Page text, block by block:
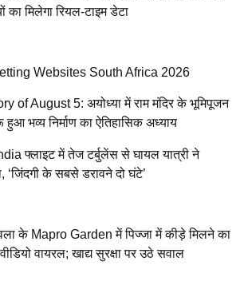
का मिलेगा रियल-टाइम डेटा
Websites South Africa 2026
of August 5: अयोध्या में राम मंदिर के भूमिपूजन
भव्य निर्माण का ऐतिहासिक अध्याय
फ्लाइट में तेज टर्बुलेंस से घायल यात्री ने
‘जिंदगी के सबसे डरावने दो घंटे’
के Mapro Garden में पिज्जा में कीड़े मिलने का
वीडियो वायरल; खाद्य सुरक्षा पर उठे सवाल